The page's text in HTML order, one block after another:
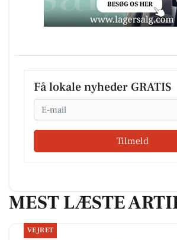
Få lokale nyheder GRATIS
Email
Tilmeld
MEST LÆSTE
VEJRET